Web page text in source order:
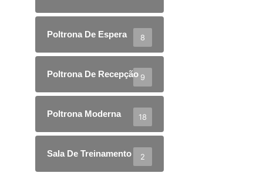
Poltrona De Espera 8
Poltrona De Recepção 9
Poltrona Moderna 18
Sala De Treinamento 2